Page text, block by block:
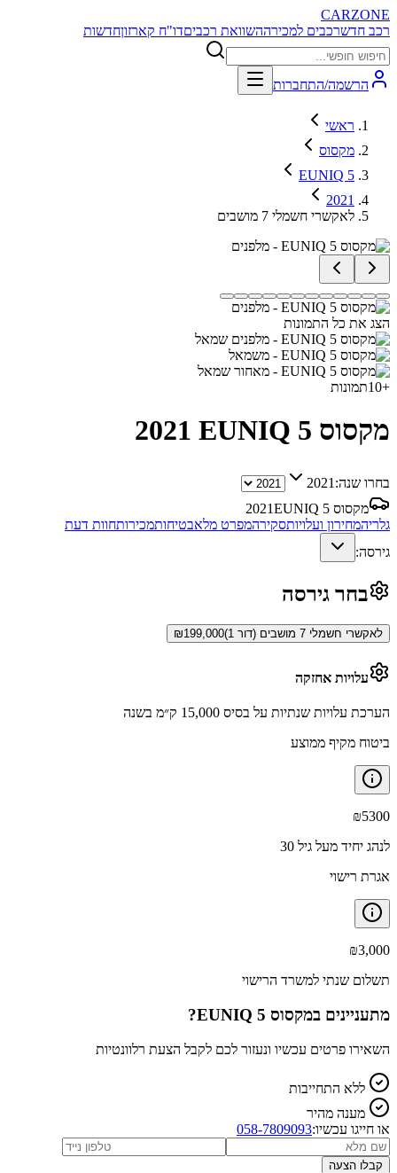
CARZONE
רכב חדשרכבים למכירההשוואת רכביםדו"ח קארזוןחדשות
הרשמה/התחברות
ראשי
מקסוס
EUNIQ 5
2021
לאקשרי חשמלי 7 מושבים
הצג את כל התמונות
+
10תמונות
מקסוס EUNIQ 5 2021
בחרו שנה: 2021
מקסוס EUNIQ 5
2021
גלריהמחירון ועלויותסקירהמפרט מלאבטיחותמכירותחוות דעת
גירסה:
בחר גירסה
לאקשרי חשמלי 7 מושבים (דור 1) ₪199,000
עלויות אחזקה
הערכת עלויות שנתיות על בסיס 15,000 ק״מ בשנה
ביטוח מקיף ממוצע
₪5300
לנהג יחיד מעל גיל 30
אגרת רישוי
₪3,000
תשלום שנתי למשרד הרישוי
מתעניינים במקסוס EUNIQ 5 ?
השאירו פרטים עכשיו ונעזור לכם לקבל הצעת רלוונטיות
ללא התחייבות
מענה מהיר
או חייגו עכשיו:058-7809093
קבלו הצעה